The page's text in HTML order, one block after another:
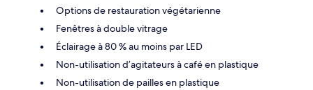
Options de restauration végétarienne
Fenêtres à double vitrage
Éclairage à 80 % au moins par LED
Non-utilisation d’agitateurs à café en plastique
Non-utilisation de pailles en plastique